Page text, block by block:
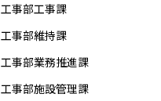
工事部工事課
工事部維持課
工事部業務推進課
工事部施設管理課